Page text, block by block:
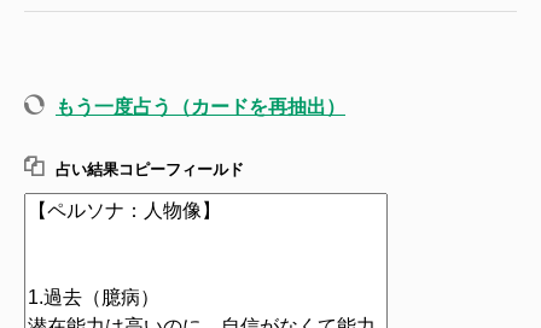
もう一度占う（カードを再抽出）
占い結果コピーフィールド